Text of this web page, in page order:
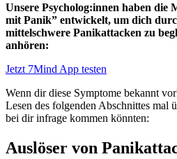
Unsere Psycholog:innen haben die
mit Panik” entwickelt, um dich
mittelschwere Panikattacken zu
anhören:
Jetzt 7Mind App testen
Wenn dir diese Symptome bekannt
Lesen des folgenden Abschnittes mal
bei dir infrage kommen könnten:
Auslöser von